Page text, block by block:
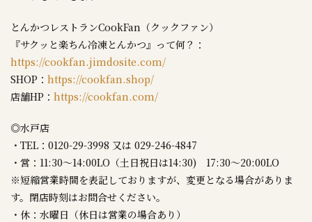
とんかつレストランCookFan（クックファン）
『サクッと楽ちん冷凍とんかつ』って何？：
https://cookfan.jimdosite.com/
SHOP： https://cookfan.shop/
店舗HP： https://cookfan.com/
◎水戸店
・TEL：0120-29-3998 又は 029-246-4847
・営：11:30～14:00LO（土日祝日は14:30) 17:30～20:00LO
※短縮営業時間を表記しておりますが、変更となる場合がありま
す。閉店時刻はお問合せください。
・休：水曜日（休日は営業の場合あり）